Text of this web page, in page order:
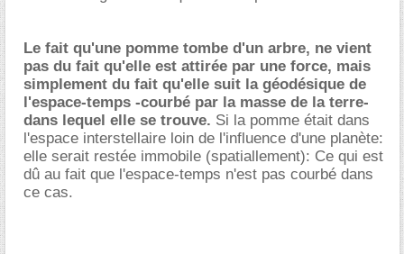
Le fait qu'une pomme tombe d'un arbre, ne vient
pas du fait qu'elle est attirée par une force, mais
simplement du fait qu'elle suit la géodésique de
l'espace-temps -courbé par la masse de la terre-
dans lequel elle se trouve. Si la pomme était dans
l'espace interstellaire loin de l'influence d'une planète:
elle serait restée immobile (spatiallement): Ce qui est
dû au fait que l'espace-temps n'est pas courbé dans
ce cas.